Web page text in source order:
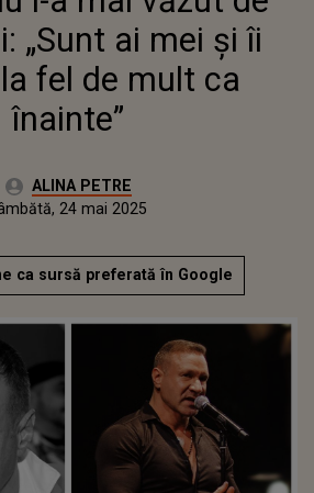
„Sunt ai mei și îi
fel de mult ca
înainte”
Autor:ALINA PETRE
24 mai 2025
ca sursă preferată în Google